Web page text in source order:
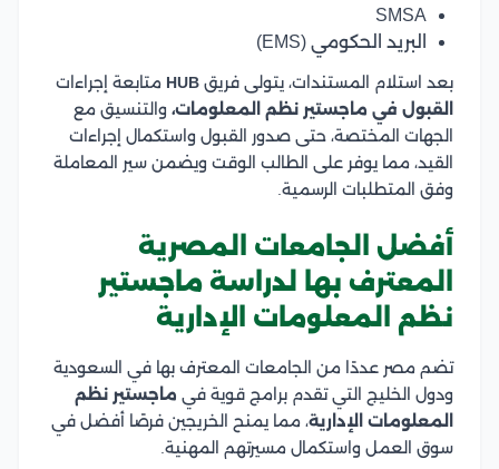
SMSA
البريد الحكومي (EMS)
بعد استلام المستندات، يتولى فريق HUB متابعة إجراءات
القبول في ماجستير نظم المعلومات، والتنسيق مع
الجهات المختصة، حتى صدور القبول واستكمال إجراءات
القيد، مما يوفر على الطالب الوقت ويضمن سير المعاملة
وفق المتطلبات الرسمية.
أفضل الجامعات المصرية
المعترف بها لدراسة ماجستير
نظم المعلومات الإدارية
تضم مصر عددًا من الجامعات المعترف بها في السعودية
ودول الخليج التي تقدم برامج قوية في ماجستير نظم
المعلومات الإدارية، مما يمنح الخريجين فرصًا أفضل في
سوق العمل واستكمال مسيرتهم المهنية.